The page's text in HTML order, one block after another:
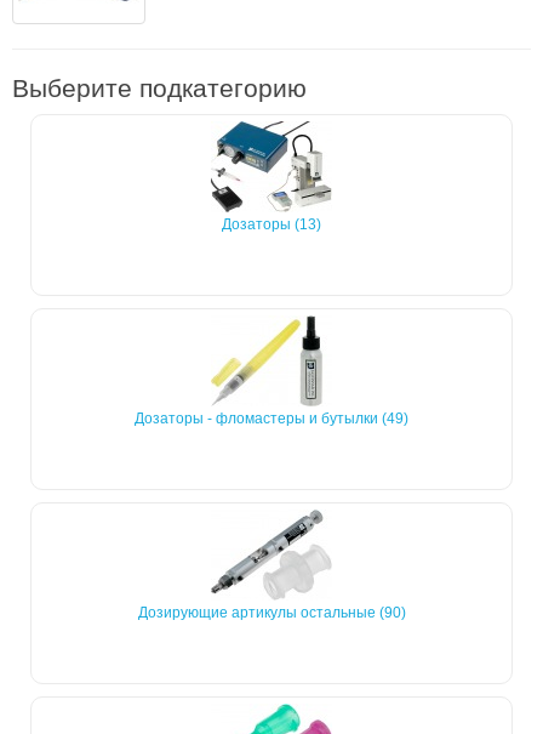
Выберите подкатегорию
Дозаторы (13)
Дозаторы - фломастеры и бутылки (49)
Дозирующие артикулы остальные (90)